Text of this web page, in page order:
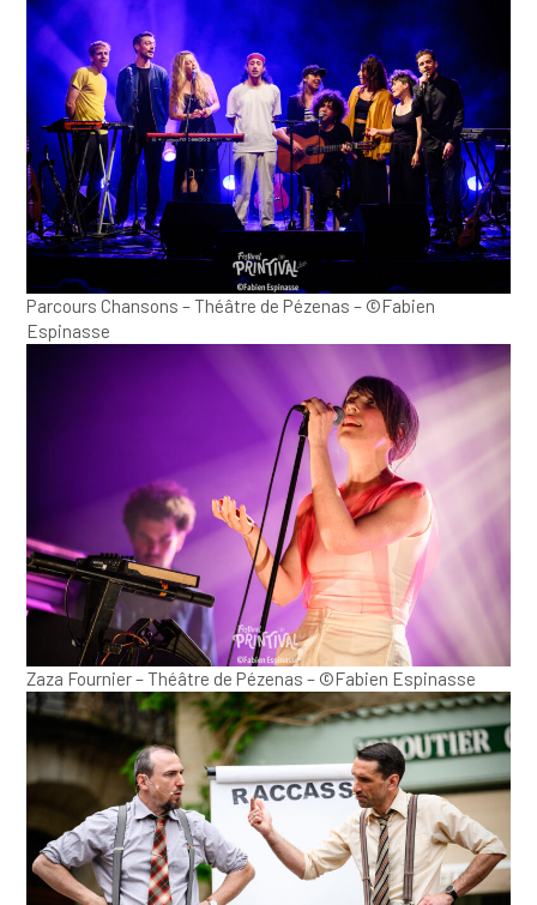
Parcours Chansons – Théâtre de Pézenas – ©Fabien
Espinasse
Zaza Fournier – Théâtre de Pézenas – ©Fabien Espinasse